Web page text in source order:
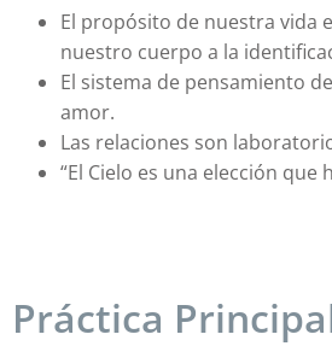
El propósito de nuestra vida
nuestro cuerpo a la
El sistema de pensamiento
amor.
Las relaciones son
“El Cielo es una elección
Práctica